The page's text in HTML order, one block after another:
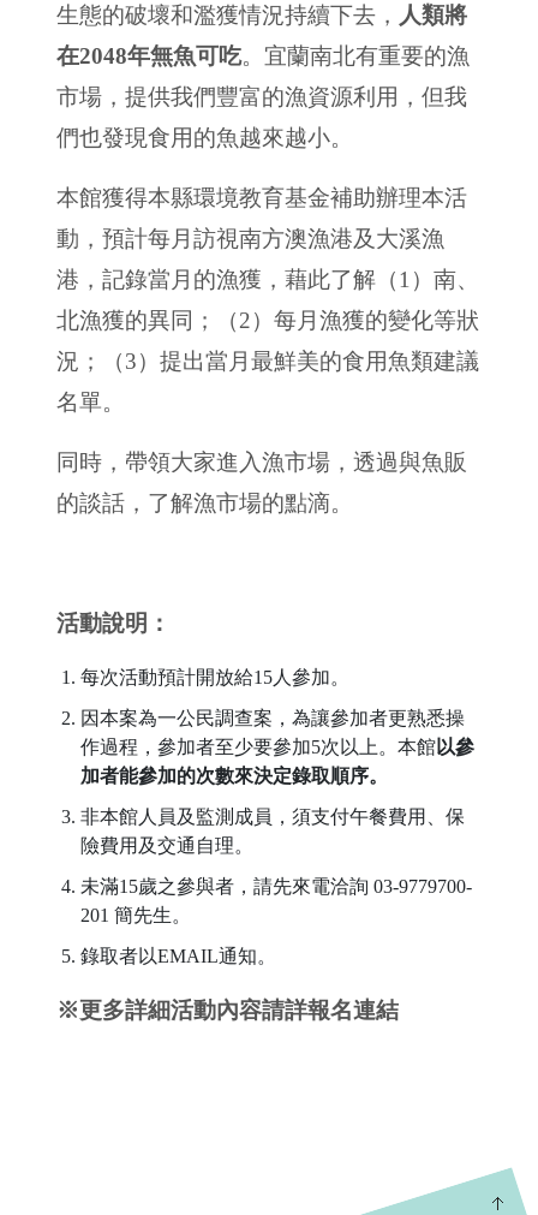
生態的破壞和濫獲情況持續下去， 人類將
在2048年無魚可吃。宜蘭南北有重要的漁
市場，提供我們豐富的漁資源利用，但我
們也發現食用的魚越來越小。
本館獲得本縣環境教育基金補助辦理本活
動，預計每月訪視南方澳漁港及大溪漁
港，記錄當月的漁獲，藉此了解（1）南、
北漁獲的異同；（2）每月漁獲的變化等狀
況；（3）提出當月最鮮美的食用魚類建議
名單。
同時，帶領大家進入漁市場，透過與魚販
的談話，了解漁市場的點滴。
活動說明：
每次活動預計開放給15人參加。
因本案為一公民調查案，為讓參加者更熟悉操
作過程，參加者至少要參加5次以上。本館以參
加者能參加的次數來決定錄取順序。
非本館人員及監測成員，須支付午餐費用、保
險費用及交通自理。
未滿15歲之參與者，請先來電洽詢 03-9779700-
201 簡先生。
錄取者以EMAIL通知。
※更多詳細活動內容請詳報名連結